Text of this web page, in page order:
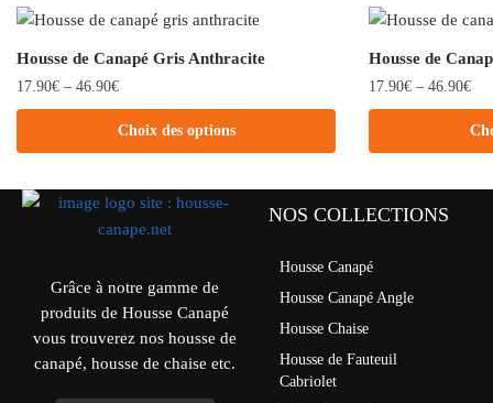
Housse de Canapé Gris Anthracite
17.90€ – 46.90€
Choix des options
Housse de
17.90€ – 46.90€
Grâce à notre gamme de
produits de Housse Canapé
vous trouverez nos housse de
canapé, housse de chaise etc.
NOS COLLECTIONS
Housse Canapé
Housse Canapé Angle
Housse Chaise
Housse de Fauteuil
Cabriolet